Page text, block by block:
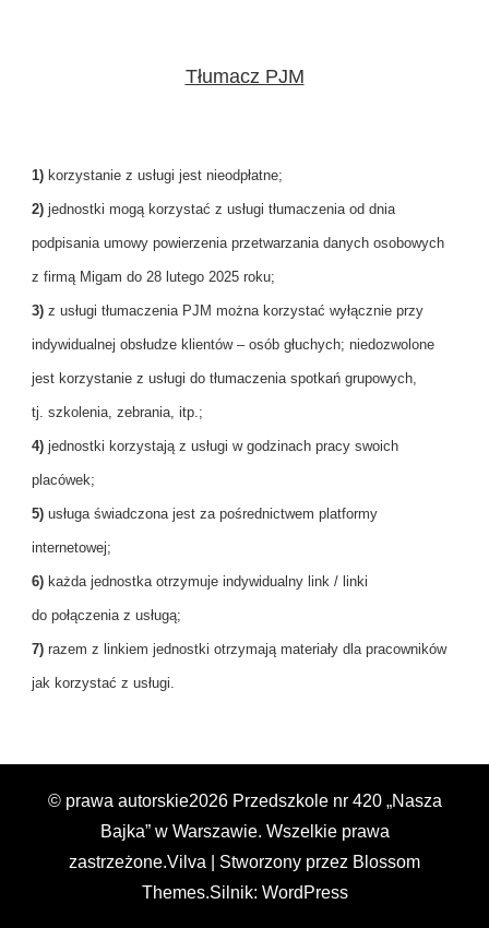
Tłumacz PJM
1) korzystanie z usługi jest nieodpłatne;
2) jednostki mogą korzystać z usługi tłumaczenia od dnia
podpisania umowy powierzenia przetwarzania danych osobowych
z firmą Migam do 28 lutego 2025 roku;
3) z usługi tłumaczenia PJM można korzystać wyłącznie przy
indywidualnej obsłudze klientów – osób głuchych; niedozwolone
jest korzystanie z usługi do tłumaczenia spotkań grupowych,
tj. szkolenia, zebrania, itp.;
4) jednostki korzystają z usługi w godzinach pracy swoich
placówek;
5) usługa świadczona jest za pośrednictwem platformy
internetowej;
6) każda jednostka otrzymuje indywidualny link / linki
do połączenia z usługą;
7) razem z linkiem jednostki otrzymają materiały dla pracowników
jak korzystać z usługi.
© prawa autorskie2026 Przedszkole nr 420 „Nasza
Bajka” w Warszawie. Wszelkie prawa
zastrzeżone.Vilva | Stworzony przez Blossom
Themes.Silnik: WordPress